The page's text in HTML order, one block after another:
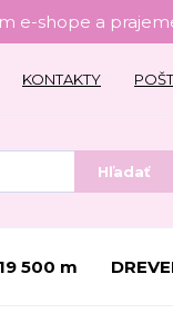
e-shope a
KONTAKTY
Hľadať
500 m